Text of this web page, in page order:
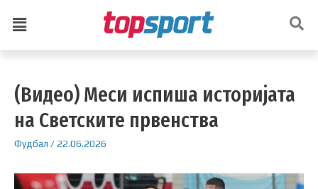
(Видео) Меси испиша историјата
на Светските првенства
Фудбал /22.06.2026